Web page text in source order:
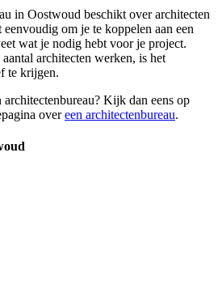
in Oostwoud beschikt over architecten
eenvoudig om je te koppelen aan een
wat je nodig hebt voor je project.
architecten werken, is het
te krijgen.
Kijk dan eens op
overeen architectenbureau.